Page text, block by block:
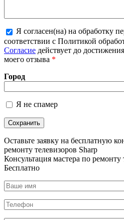
Более подробная
форматах
Я согласен(на) на обработку
соответствии с Политикой
Согласие действует до
моего отзыва *
Город
Я не спамер
Я спамер
Оставьте заявку на бесплатную
ремонту телевизоров Sharp
Консультация мастера по
Бесплатно